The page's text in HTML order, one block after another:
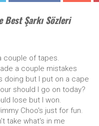
Şarkı Sözleri
couple of tapes.
a couple mistakes
doing but I put on a cape
should I go on today?
lose but I won.
Choo's just for fun.
take what's in me